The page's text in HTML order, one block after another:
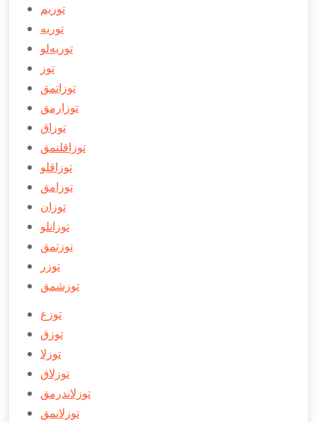
توريم
توريه
توريه‌‌‌لو
توز
توزاتمق
توزارمق
توزاق
توزاقلنمق
توزاقلو
توزامق
توزان
توزانلو
توزتمق
توزر
توزشمق
توزع
توزق
توزلا
توزلاق
توزلاندرمق
توزلانمق